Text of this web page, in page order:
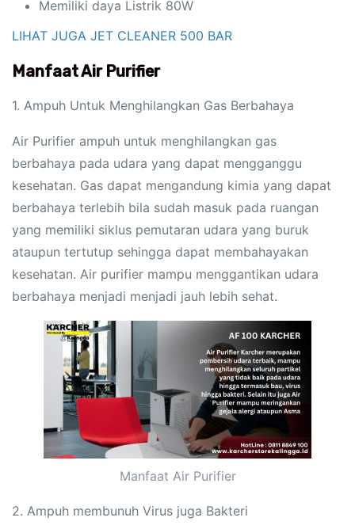
Memiliki daya Listrik 80W
LIHAT JUGA JET CLEANER 500 BAR
Manfaat Air Purifier
1. Ampuh Untuk Menghilangkan Gas Berbahaya
Air Purifier ampuh untuk menghilangkan gas
berbahaya pada udara yang dapat mengganggu
kesehatan. Gas dapat mengandung kimia yang dapat
berbahaya terlebih bila sudah masuk pada ruangan
yang memiliki siklus pemutaran udara yang buruk
ataupun tertutup sehingga dapat membahayakan
kesehatan. Air purifier mampu menggantikan udara
berbahaya menjadi menjadi jauh lebih sehat.
Manfaat Air Purifier
2. Ampuh membunuh Virus juga Bakteri